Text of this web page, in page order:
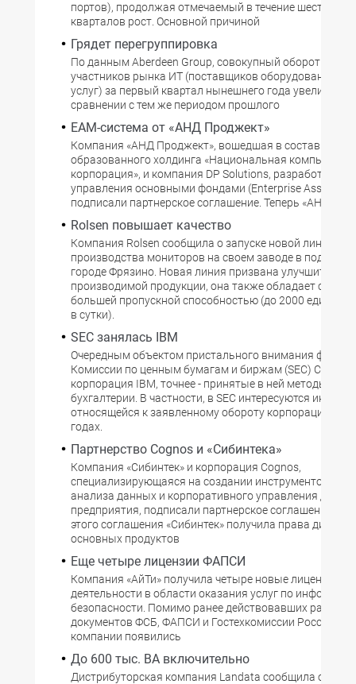
портов), продолжая отмечаемый в течение шести
кварталов рост. Основной причиной
Грядет перегруппировка
По данным Aberdeen Group, совокупный оборот 20
участников рынка ИТ (поставщиков оборудования,
услуг) за первый квартал нынешнего года увеличился
сравнении с тем же периодом прошлого
EAM-система от «АНД Проджект»
Компания «АНД Проджект», вошедшая в состав
образованного холдинга «Национальная
корпорация», и компания DP Solutions, разработчик
управления основными фондами (Enterprise Asset
подписали партнерское соглашение. Теперь «АНД
Rolsen повышает качество
Компания Rolsen сообщила о запуске новой линии
производства мониторов на своем заводе в
городе Фрязино. Новая линия призвана улучшить
производимой продукции, она также обладает
большей пропускной способностью (до 2000 единиц
в сутки).
SEC занялась IBM
Очередным объектом пристального внимания
Комиссии по ценным бумагам и биржам (SEC) США
корпорация IBM, точнее - принятые в ней методы
бухгалтерии. В частности, в SEC интересуются
относящейся к заявленному обороту корпорации в
годах.
Партнерство Cognos и «Сибинтека»
Компания «Сибинтек» и корпорация Cognos,
специализирующаяся на создании инструментов
анализа данных и корпоративного управления
предприятия, подписали партнерское соглашение. По
этого соглашения «Сибинтек» получила права
основных продуктов
Еще четыре лицензии ФАПСИ
Компания «АйТи» получила четыре новые лицензии
деятельности в области оказания услуг по
безопасности. Помимо ранее действовавших
документов ФСБ, ФАПСИ и Гостехкомиссии России, в
компании появились
До 600 тыс. ВА включительно
Дистрибуторская компания Landata сообщила о